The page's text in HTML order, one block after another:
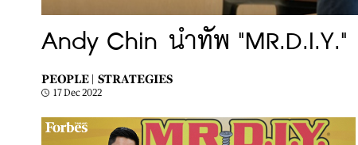
Andy Chin นำทัพ "MR.D.I.Y."
PEOPLE | STRATEGIES
17 Dec 2022